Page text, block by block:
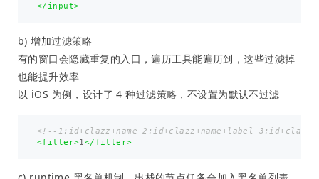
</input>
b) 增加过滤策略
有的窗口会隐藏重复的入口，遍历工具能遍历到，这些过滤掉
也能提升效率
以 iOS 为例，设计了 4 种过滤策略，不设置为默认不过滤
<!--1:id+clazz+name 2:id+clazz+name+label
<filter>1</filter>